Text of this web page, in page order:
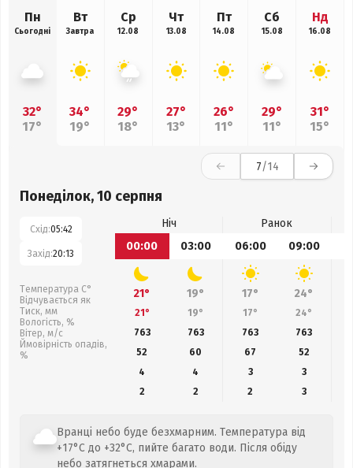
Пн
Сьогодні
32°
17°
Вт
Завтра
34°
19°
Ср
12.08
29°
18°
Чт
13.08
27°
13°
Пт
14.08
26°
11°
Сб
15.08
29°
11°
Нд
16.08
31°
15°
7/14
Понеділок, 10 серпня
Схід:05:42
Захід:20:13
Температура С°
Відчувається як
Тиск, мм
Вологість, %
Вітер, м/с
Ймовірність опадів,
%
Ніч
Ранок
00:00
03:00 06:00 09:00
21° 19° 17° 24°
21° 19° 17° 24°
763
763 763 763
52
60 67 52
4
4 3
3
2
2 2 3
Вранці небо буде безхмарним. Температура від
+17°C до +32°C, пийте багато води. Після обіду
небо затягнеться хмарами.